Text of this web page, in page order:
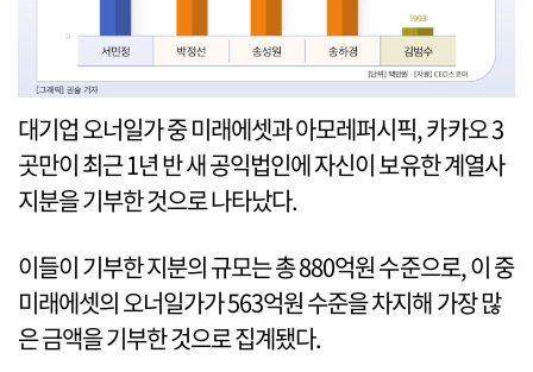
대기업 오너일가 중 미래에셋과 아모레퍼시픽, 카카오 3
곳만이 최근 1년 반 새 공익법인에 자신이 보유한 계열사
지분을 기부한 것으로 나타났다.
이들이 기부한 지분의 규모는 총 880억원 수준으로, 이 중
미래에셋의 오너일가가 563억원 수준을 차지해 가장 많
은 금액을 기부한 것으로 집계됐다.